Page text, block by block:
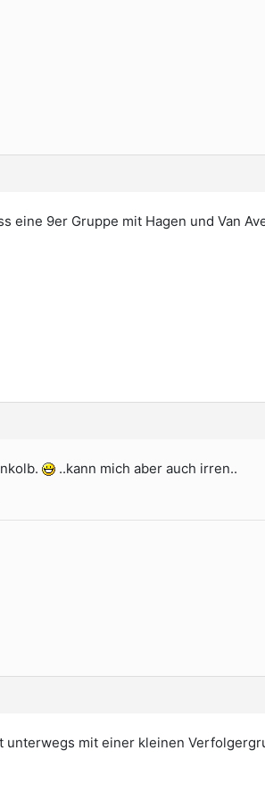
eine 9er Gruppe mit Hagen und Van
..kann mich aber auch irren..
unterwegs mit einer kleinen